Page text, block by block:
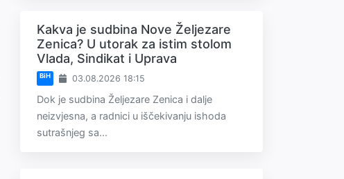
Kakva je sudbina Nove Željezare
Zenica? U utorak za istim stolom
Vlada, Sindikat i Uprava
BiH 03.08.2026 18:15
Dok je sudbina Željezare Zenica i dalje
neizvjesna, a radnici u iščekivanju ishoda
sutrašnjeg sa...